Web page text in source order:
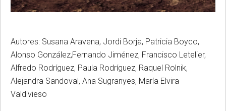
Autores: Susana Aravena, Jordi Borja, Patricia Boyco,
Alonso González,Fernando Jiménez, Francisco Letelier,
Alfredo Rodríguez, Paula Rodríguez, Raquel Rolnik,
Alejandra Sandoval, Ana Sugranyes, María Elvira
Valdivieso